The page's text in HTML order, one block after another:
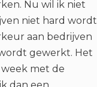
Nu wil ik niet
niet hard wordt
aan bedrijven
gewerkt. Het
week met de